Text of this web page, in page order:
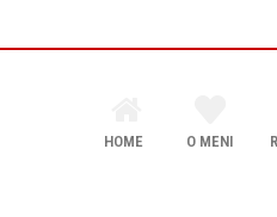
HOME O MENI